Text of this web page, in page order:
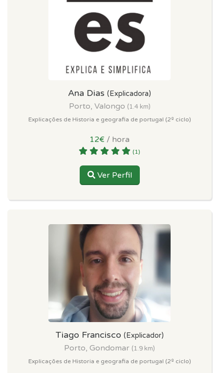
Ana Dias (Explicadora)
Porto, Valongo (1.4 km)
Explicações de Historia e geografia de portugal (2º ciclo)
12€ / hora
(1)
Ver Perfil
Tiago Francisco (Explicador)
Porto, Gondomar (1.9 km)
Explicações de Historia e geografia de portugal (2º ciclo)